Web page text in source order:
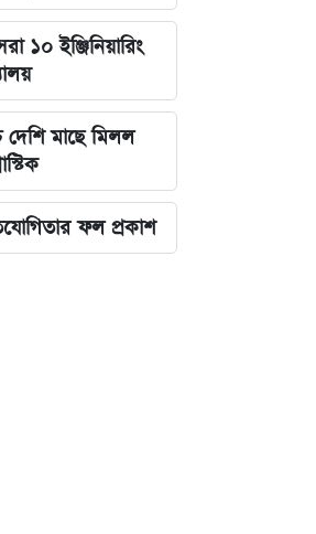
১০ ইঞ্জিনিয়ারিং
মাছে মিলল
ফল প্রকাশ